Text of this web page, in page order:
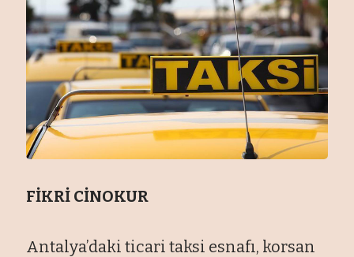
FİKRİ CİNOKUR
Antalya’daki ticari taksi esnafı, korsan